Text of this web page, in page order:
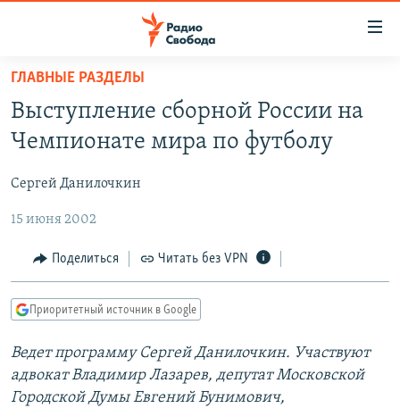
упрощенного
доступа
Вернуться
основному
Вернутся
главной
навигации
Вернутся
поиску
ПОДКАСТЫ
ЦИТАТЫ СВОБОДЫ
МНЕНИЯ
КУЛЬТУРА
IDEL.РЕАЛИИ
КАВКАЗ.РЕАЛИИ
СЕВЕР.РЕАЛИИ
СИБИРЬ.РЕАЛИИ
ГЛАВНЫЕ РАЗДЕЛЫ
Выступление сборной России на
Чемпионате мира по футболу
Сергей Данилочкин
15 июня 2002
Поделиться Читать без VPN
Приоритетный источник в Google
Ведет программу Сергей Данилочкин. Участвуют
адвокат Владимир Лазарев, депутат Московской
Городской Думы Евгений Бунимович,